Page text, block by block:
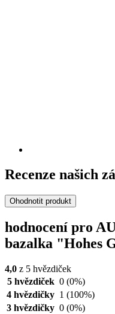
Recenze našich
Ohodnotit produkt
hodnocení pro
bazalka "Hohes
4,0 z 5 hvězdiček
5 hvězdiček 0 (0%)
4 hvězdičky 1 (100%)
3 hvězdičky 0 (0%)